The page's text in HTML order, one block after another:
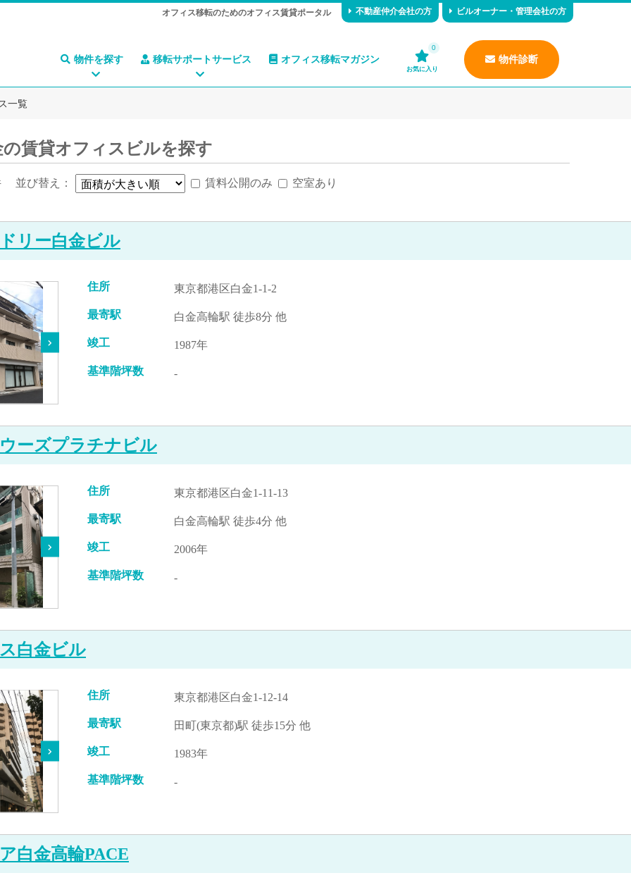
オフィス移転のためのオフィス賃貸ポータル 不動産仲介会社の方 ビルオーナー・管理会社の方
物件を探す 移転サポートサービス オフィス移転マガジン
0
お気に入り
物件診断
一覧
の賃貸オフィスビルを探す
並び替え： 賃料公開のみ 空室あり
リー白金ビル
住所 東京都港区白金1-1-2
最寄駅 白金高輪駅 徒歩8分 他
竣工 1987年
基準階坪数 -
ーズプラチナビル
住所 東京都港区白金1-11-13
最寄駅 白金高輪駅 徒歩4分 他
竣工 2006年
基準階坪数 -
白金ビル
住所 東京都港区白金1-12-14
最寄駅 田町(東京都)駅 徒歩15分 他
竣工 1983年
基準階坪数 -
白金高輪PACE